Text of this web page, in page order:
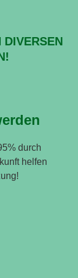
durch
helfen